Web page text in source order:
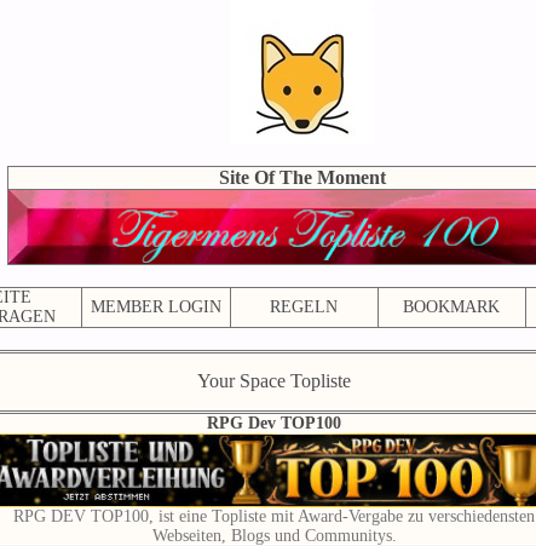
Site Of The Moment
MEMBER LOGIN REGELN BOOKMARK
Your Space Topliste
RPG Dev TOP100
RPG DEV TOP100, ist eine Topliste mit Award-Vergabe zu verschiedensten
Webseiten, Blogs und Communitys.